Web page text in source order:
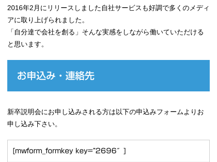
2016年2月にリリースしました自社サービスも好調で多くのメディ
アに取り上げられました。
「自分達で会社を創る」そんな実感をしながら働いていただける
と思います。
お申込み・連絡先
新卒説明会にお申し込みされる方は以下の申込みフォームよりお
申し込み下さい。
[mwform_formkey key=”2696″]